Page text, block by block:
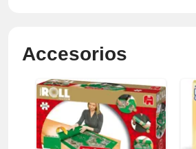
Accesorios